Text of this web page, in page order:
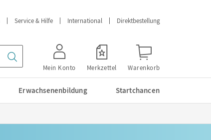
Service & Hilfe International Direktbestellung
Mein Konto Merkzettel Warenkorb
Erwachsenenbildung Startchancen